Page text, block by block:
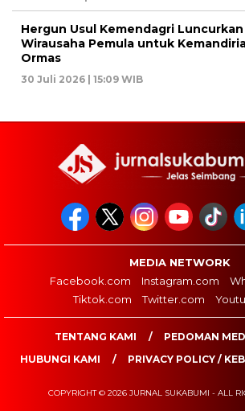
Hergun Usul Kemendagri
Wirausaha Pemula untuk
Ormas
30 Juli 2026 | 15:09 WIB
MEDIA NETWORK
Facebook.com
Instagram.com
Tiktok.com
Twitter.com
TENTANG KAMI
PEDOMAN
HUBUNGI KAMI
PRIVACY POLICY /
COPYRIGHT © 2026 JURNAL SUKABUMI - ALL